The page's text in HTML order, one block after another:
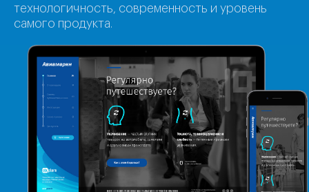
технологичность, современность и уровень
самого продукта.